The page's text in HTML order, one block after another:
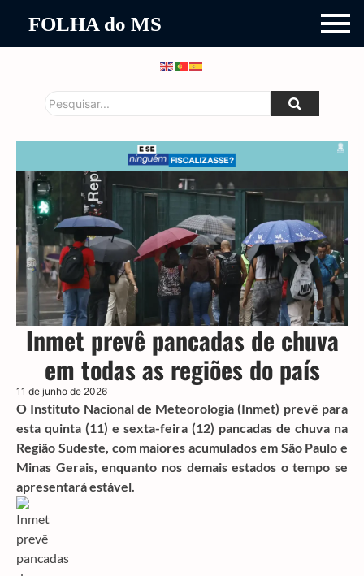
FOLHA do MS
Inmet prevê pancadas de chuva
em todas as regiões do país
11 de junho de 2026
O Instituto Nacional de Meteorologia (Inmet) prevê para
esta quinta (11) e sexta-feira (12) pancadas de chuva na
Região Sudeste, com maiores acumulados em São Paulo e
Minas Gerais, enquanto nos demais estados o tempo se
apresentará estável.